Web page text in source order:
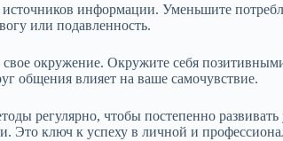
источников информации. Уменьшите
или подавленность.
окружение. Окружите себя
общения влияет на ваше самочувствие.
регулярно, чтобы постепенно
Это ключ к успеху в личной и